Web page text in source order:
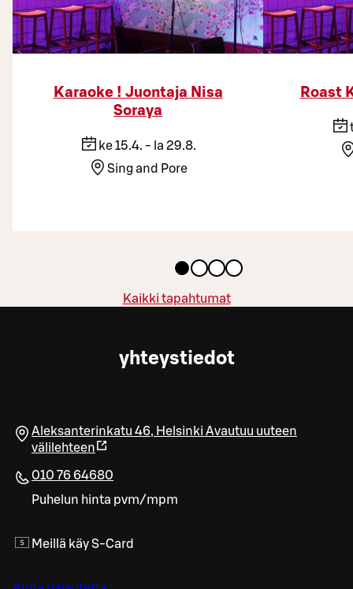
Karaoke ! Juontaja Nisa
Soraya
ke 15.4. - la 29.8.
Sing and Pore
Roast
Kaikki tapahtumat
yhteystiedot
Aleksanterinkatu 46, Helsinki Avautuu uuteen
välilehteen
010 76 64680
Puhelun hinta pvm/mpm
Meillä käy S-Card